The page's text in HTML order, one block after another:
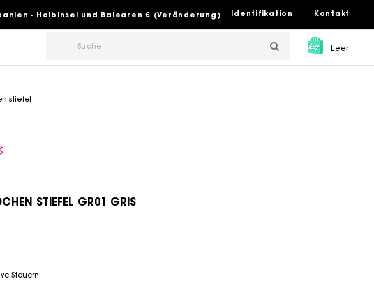
Kontakt
Identifikation
- Halbinsel und Balearen € (Veränderung)
Leer
stiefel
STIEFEL GR01 GRIS
Steuern